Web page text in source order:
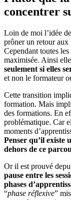
concentrer
Loin de moi l’idée
prôner un retour
Cependant toutes
maximisée. Ainsi
seulement si elles
et non le formateur
Cette transition
formation. Mais
des formations. En
problématique. Car
moments
Penser qu’il existe
dehors de ce
Or il est prouvé
pause entre les
phases
“phase réflexive”